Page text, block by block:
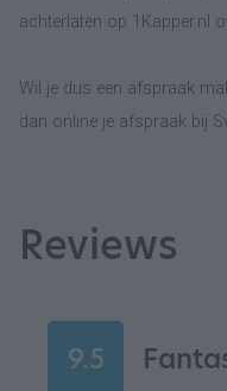
achterlaten op 1Kapper.nl
Wil je dus een afspraak
dan online je afspraak bij
Reviews
9.5